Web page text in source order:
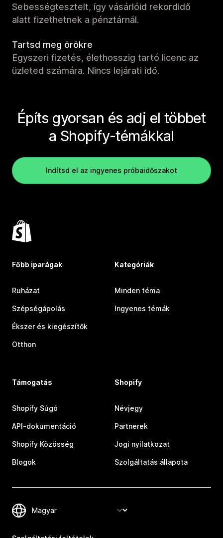
Sebességtesztelt, így vásárlóid rekordidő
alatt fizethetnek a pénztárnál.
Tartsd meg örökre
Egyszeri fizetés, élethosszig tartó licenc az
üzleted számára. Nincs lejárati idő.
Építs gyorsan és adj el többet
a Shopify-témákkal
Indítsd el az ingyenes próbaidőszakot
Főbb iparágak
Ruházat
Szépségápolás
Ékszer és kiegészítők
Otthon
Kategóriák
Minden téma
Ingyenes témák
Támogatás
Shopify Súgó
API-dokumentáció
Shopify Közösség
Blogok
Shopify
Névjegy
Partnerek
Jogi nyilatkozat
Szolgáltatás állapota